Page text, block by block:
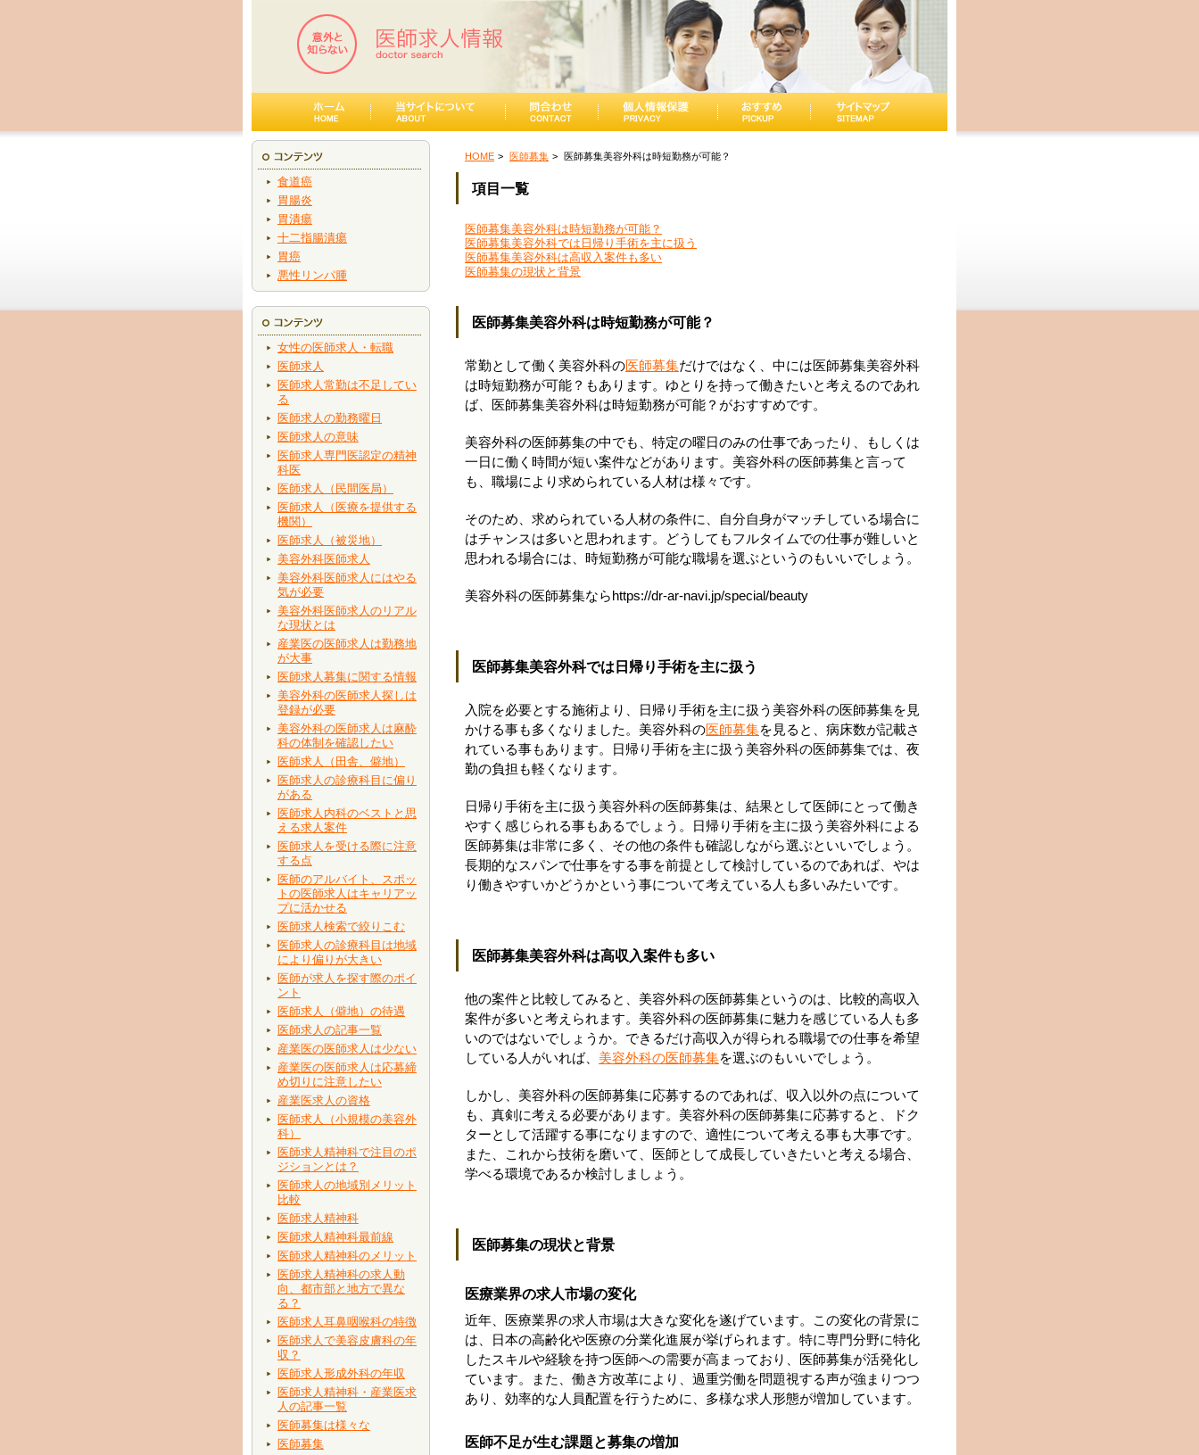
食道癌
胃腸炎
胃潰瘍
十二指腸潰瘍
胃癌
悪性リンパ腫
女性の医師求人・転職
医師求人
医師求人常勤は不足してい
る
医師求人の勤務曜日
医師求人の意味
医師求人専門医認定の精神
科医
医師求人（民間医局）
医師求人（医療を提供する
機関）
医師求人（被災地）
美容外科医師求人
美容外科医師求人にはやる
気が必要
美容外科医師求人のリアル
な現状とは
産業医の医師求人は勤務地
が大事
医師求人募集に関する情報
美容外科の医師求人探しは
登録が必要
美容外科の医師求人は麻酔
科の体制を確認したい
医師求人（田舎、僻地）
医師求人の診療科目に偏り
がある
医師求人内科のベストと思
える求人案件
医師求人を受ける際に注意
する点
医師のアルバイト、スポッ
トの医師求人はキャリアッ
プに活かせる
医師求人検索で絞りこむ
医師求人の診療科目は地域
により偏りが大きい
医師が求人を探す際のポイ
ント
医師求人（僻地）の待遇
医師求人の記事一覧
産業医の医師求人は少ない
産業医の医師求人は応募締
め切りに注意したい
産業医求人の資格
医師求人（小規模の美容外
科）
医師求人精神科で注目のポ
ジションとは？
医師求人の地域別メリット
比較
医師求人精神科
医師求人精神科最前線
医師求人精神科のメリット
医師求人精神科の求人動
向、都市部と地方で異な
る？
医師求人耳鼻咽喉科の特徴
医師求人で美容皮膚科の年
収？
医師求人形成外科の年収
医師求人精神科・産業医求
人の記事一覧
医師募集は様々な
医師募集
HOME 医師募集 医師募集美容外科は時短勤務が可能？
項目一覧
医師募集美容外科は時短勤務が可能？
医師募集美容外科では日帰り手術を主に扱う
医師募集美容外科は高収入案件も多い
医師募集の現状と背景
医師募集美容外科は時短勤務が可能？
常勤として働く美容外科の医師募集だけではなく、中には医師募集美容外科
は時短勤務が可能？もあります。ゆとりを持って働きたいと考えるのであれ
ば、医師募集美容外科は時短勤務が可能？がおすすめです。
美容外科の医師募集の中でも、特定の曜日のみの仕事であったり、もしくは
一日に働く時間が短い案件などがあります。美容外科の医師募集と言って
も、職場により求められている人材は様々です。
そのため、求められている人材の条件に、自分自身がマッチしている場合に
はチャンスは多いと思われます。どうしてもフルタイムでの仕事が難しいと
思われる場合には、時短勤務が可能な職場を選ぶというのもいいでしょう。
美容外科の医師募集ならhttps://dr-ar-navi.jp/special/beauty
医師募集美容外科では日帰り手術を主に扱う
入院を必要とする施術より、日帰り手術を主に扱う美容外科の医師募集を見
かける事も多くなりました。美容外科の医師募集を見ると、病床数が記載さ
れている事もあります。日帰り手術を主に扱う美容外科の医師募集では、夜
勤の負担も軽くなります。
日帰り手術を主に扱う美容外科の医師募集は、結果として医師にとって働き
やすく感じられる事もあるでしょう。日帰り手術を主に扱う美容外科による
医師募集は非常に多く、その他の条件も確認しながら選ぶといいでしょう。
長期的なスパンで仕事をする事を前提として検討しているのであれば、やは
り働きやすいかどうかという事について考えている人も多いみたいです。
医師募集美容外科は高収入案件も多い
他の案件と比較してみると、美容外科の医師募集というのは、比較的高収入
案件が多いと考えられます。美容外科の医師募集に魅力を感じている人も多
いのではないでしょうか。できるだけ高収入が得られる職場での仕事を希望
している人がいれば、 美容外科の医師募集を選ぶのもいいでしょう。
しかし、美容外科の医師募集に応募するのであれば、収入以外の点について
も、真剣に考える必要があります。美容外科の医師募集に応募すると、ドク
ターとして活躍する事になりますので、適性について考える事も大事です。
また、これから技術を磨いて、医師として成長していきたいと考える場合、
学べる環境であるか検討しましょう。
医師募集の現状と背景
医療業界の求人市場の変化
近年、医療業界の求人市場は大きな変化を遂げています。この変化の背景に
は、日本の高齢化や医療の分業化進展が挙げられます。特に専門分野に特化
したスキルや経験を持つ医師への需要が高まっており、医師募集が活発化し
ています。また、働き方改革により、過重労働を問題視する声が強まりつつ
あり、効率的な人員配置を行うために、多様な求人形態が増加しています。
医師不足が生む課題と募集の増加